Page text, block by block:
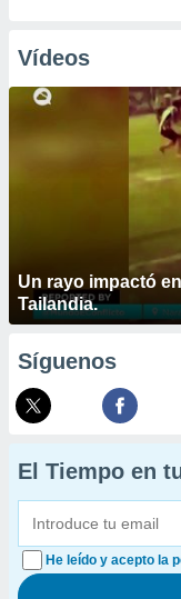
Vídeos
Un rayo impactó
Tailandia.
Síguenos
El Tiempo en
He leído y acepto la